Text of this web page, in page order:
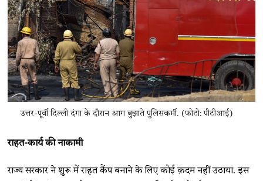
उत्तर-पूर्वी दिल्ली दंगा के दौरान आग बुझाते पुलिसकर्मी. (फोटो: पीटीआई)
राहत-कार्य की नाकामी
राज्य सरकार ने शुरू में राहत कैंप बनाने के लिए कोई क़दम नहीं उठाया. इस